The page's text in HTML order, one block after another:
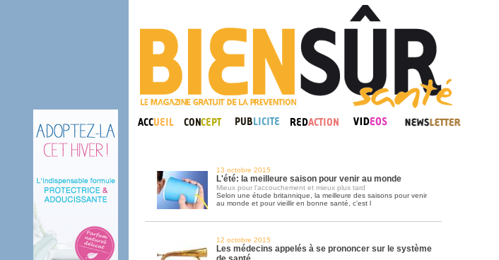
13 octobre 2015
L'été: la meilleure saison pour venir au monde
Mieux pour l'accouchement et mieux plus tard
Selon une étude britannique, la meilleure des saisons pour venir
au monde et pour vieillir en bonne santé, c'est l
12 octobre 2015
Les médecins appelés à se prononcer sur le système